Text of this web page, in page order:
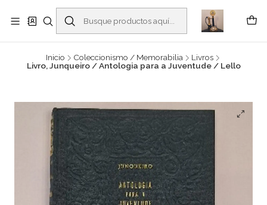
Buscantiguidades - Leilões. Colecionismo e antiguidades em Viana do
Castelo -
Leer más
Inicio Coleccionismo / Memorabilia
Livros
Livro, Junqueiro / Antologia para a Juventude / Lello